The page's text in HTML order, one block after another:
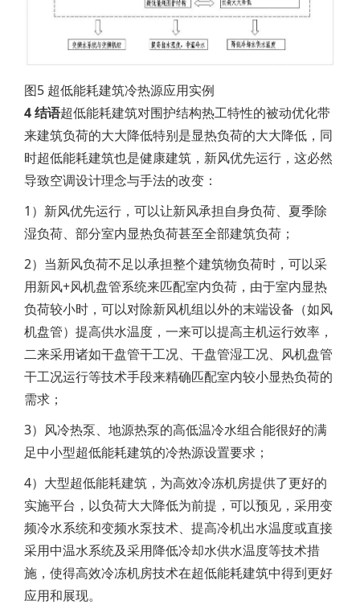
图5 超低能耗建筑冷热源应用实例
4 结语超低能耗建筑对围护结构热工特性的被动优化带
来建筑负荷的大大降低特别是显热负荷的大大降低，同
时超低能耗建筑也是健康建筑，新风优先运行，这必然
导致空调设计理念与手法的改变：
1）新风优先运行，可以让新风承担自身负荷、夏季除
湿负荷、部分室内显热负荷甚至全部建筑负荷；
2）当新风负荷不足以承担整个建筑物负荷时，可以采
用新风+风机盘管系统来匹配室内负荷，由于室内显热
负荷较小时，可以对除新风机组以外的末端设备（如风
机盘管）提高供水温度，一来可以提高主机运行效率，
二来采用诸如干盘管干工况、干盘管湿工况、风机盘管
干工况运行等技术手段来精确匹配室内较小显热负荷的
需求；
3）风冷热泵、地源热泵的高低温冷水组合能很好的满
足中小型超低能耗建筑的冷热源设置要求；
4）大型超低能耗建筑，为高效冷冻机房提供了更好的
实施平台，以负荷大大降低为前提，可以预见，采用变
频冷水系统和变频水泵技术、提高冷机出水温度或直接
采用中温水系统及采用降低冷却水供水温度等技术措
施，使得高效冷冻机房技术在超低能耗建筑中得到更好
应用和展现。